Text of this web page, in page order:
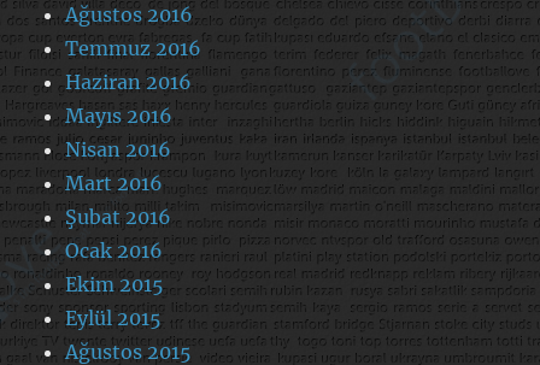
Ağustos 2016
Temmuz 2016
Haziran 2016
Mayıs 2016
Nisan 2016
Mart 2016
Şubat 2016
Ocak 2016
Ekim 2015
Eylül 2015
Ağustos 2015